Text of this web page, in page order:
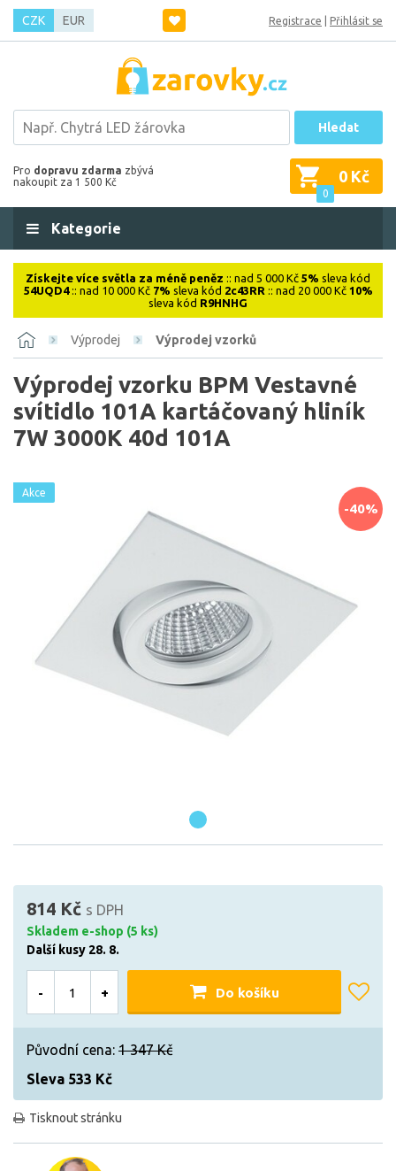
CZK EUR Registrace Přihlásit se
Hledat
Pro dopravu zdarma zbývá
nakoupit za 1 500 Kč
0
0 Kč
Kategorie
Získejte více světla za méně peněz :: nad 5 000 Kč 5% sleva kód
54UQD4:: nad 10 000 Kč 7% sleva kód 2c43RR :: nad 20 000 Kč 10%
sleva kód R9HNHG
Výprodej Výprodej vzorků
Výprodej vzorku BPM Vestavné
svítidlo 101A kartáčovaný hliník
7W 3000K 40d 101A
-40%
Akce
814 Kč s DPH
Skladem e-shop (5 ks)
Další kusy 28. 8.
- + Do košíku
Původní cena: 1 347 Kč
Sleva 533 Kč
Tisknout stránku